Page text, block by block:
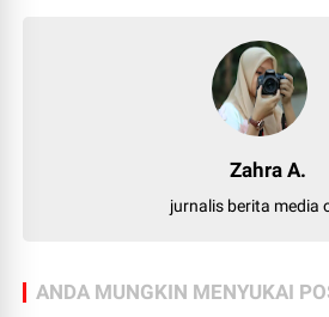
Zahra A.
jurnalis berita media
ANDA MUNGKIN MENYUKAI